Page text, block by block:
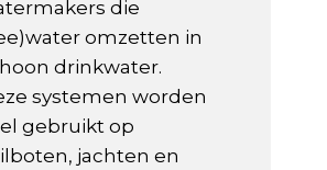
die
omzetten in
drinkwater.
systemen worden
gebruikt op
jachten en